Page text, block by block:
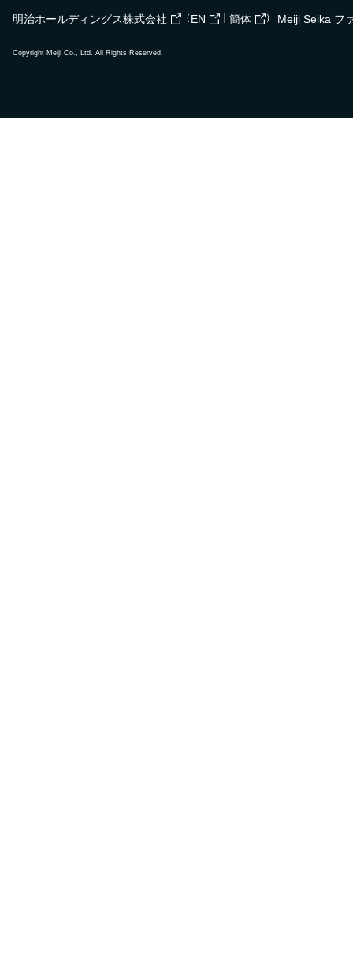
明治ホールディングス株式会社 （ EN 簡体 ） Meiji Seika フ
Copyright Meiji Co., Ltd. All Rights Reserved.